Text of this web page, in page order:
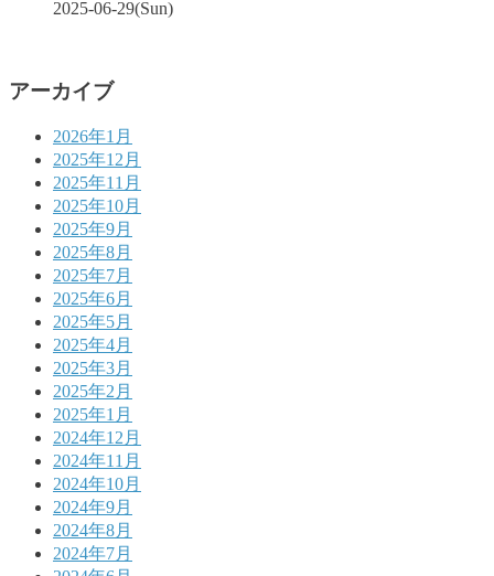
2025-06-29(Sun)
アーカイブ
2026年1月
2025年12月
2025年11月
2025年10月
2025年9月
2025年8月
2025年7月
2025年6月
2025年5月
2025年4月
2025年3月
2025年2月
2025年1月
2024年12月
2024年11月
2024年10月
2024年9月
2024年8月
2024年7月